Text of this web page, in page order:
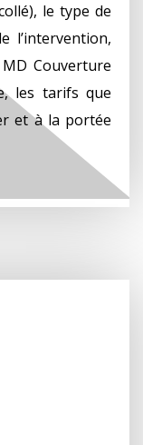
le type de
l’intervention,
Couverture
les tarifs que
et à la portée